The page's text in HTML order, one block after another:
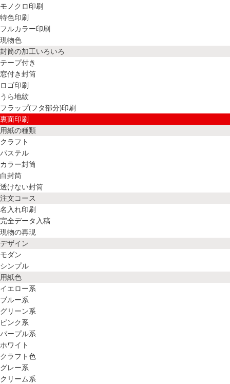
モノクロ印刷
特色印刷
フルカラー印刷
現物色
封筒の加工いろいろ
テープ付き
窓付き封筒
ロゴ印刷
うら地紋
フラップ(フタ部分)印刷
裏面印刷
用紙の種類
クラフト
パステル
カラー封筒
白封筒
透けない封筒
注文コース
名入れ印刷
完全データ入稿
現物の再現
デザイン
モダン
シンプル
用紙色
イエロー系
ブルー系
グリーン系
ピンク系
パープル系
ホワイト
クラフト色
グレー系
クリーム系